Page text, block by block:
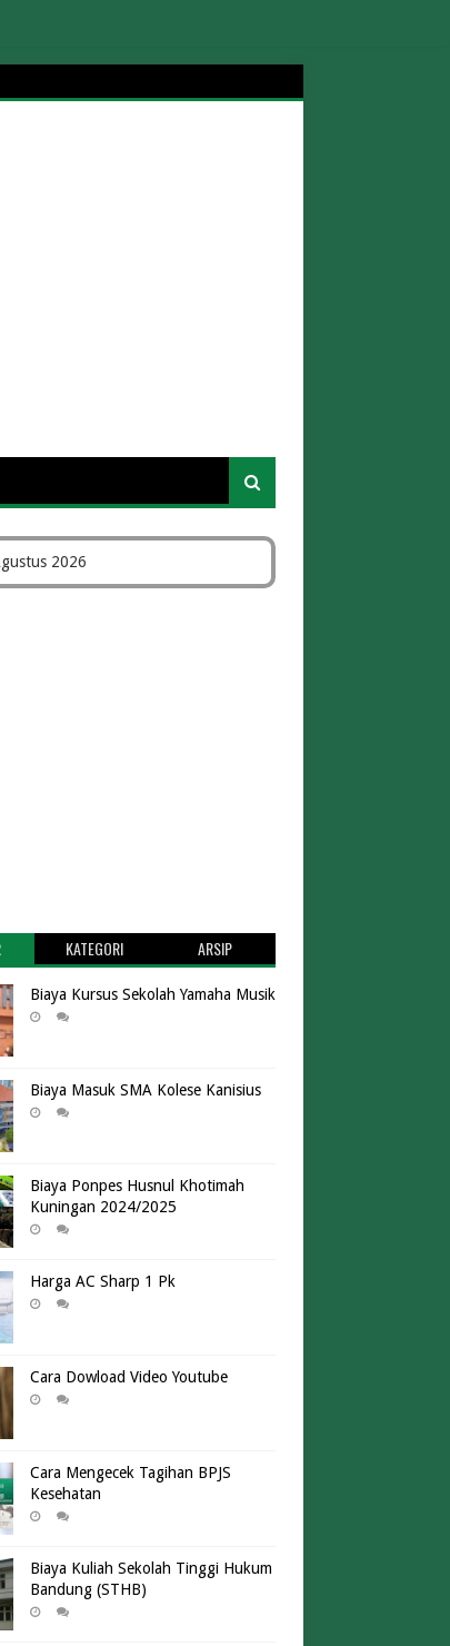
2026
KATEGORI ARSIP
Biaya Kursus Sekolah Yamaha Musik
Biaya Masuk SMA Kolese Kanisius
Biaya Ponpes Husnul Khotimah
Kuningan 2024/2025
Harga AC Sharp 1 Pk
Cara Dowload Video Youtube
Cara Mengecek Tagihan BPJS
Kesehatan
Biaya Kuliah Sekolah Tinggi Hukum
Bandung (STHB)